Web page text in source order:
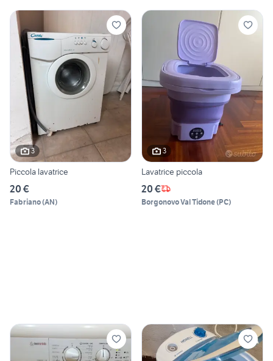
3
Piccola lavatrice
20 €
Fabriano(AN)
3
Lavatrice piccola
20 €
Borgonovo Val Tidone(PC)